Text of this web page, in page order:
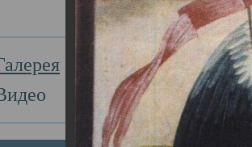
Главная